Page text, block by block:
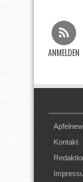
ANMELDEN
Kontakt